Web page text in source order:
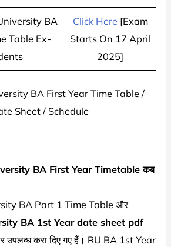
BA
Table Ex-
Click Here[Exam
Starts On 17 April
2025]
BA First Year Time Table /
Sheet / Schedule
BA First Year Timetable कब
BA Part 1 Time Table और
BA 1st Year date sheet pdf
उपलब्ध करा दिए गए हैं। RU BA 1st Year